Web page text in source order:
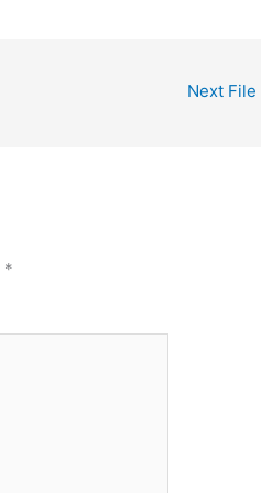
Next File
*